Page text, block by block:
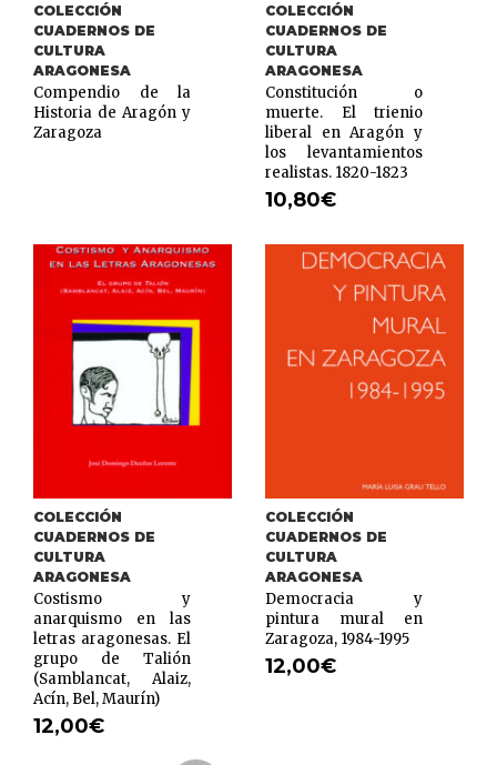
COLECCIÓN
CUADERNOS DE
CULTURA
ARAGONESA
Compendio de la
Historia de Aragón y
Zaragoza
COLECCIÓN
CUADERNOS DE
CULTURA
ARAGONESA
Constitución o
muerte. El trienio
liberal en Aragón y
los levantamientos
realistas. 1820-1823
10,80€
COLECCIÓN
CUADERNOS DE
CULTURA
ARAGONESA
Costismo y
anarquismo en las
letras aragonesas. El
grupo de Talión
(Samblancat, Alaiz,
Acín, Bel, Maurín)
12,00€
COLECCIÓN
CUADERNOS DE
CULTURA
ARAGONESA
Democracia y
pintura mural en
Zaragoza, 1984-1995
12,00€